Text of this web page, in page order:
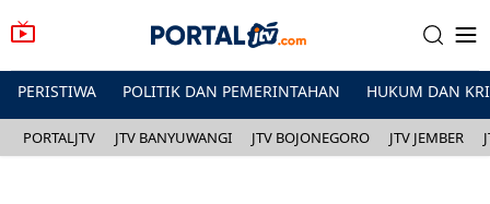
PERISTIWA POLITIK DAN PEMERINTAHAN HUKUM DAN
PORTALJTV JTV BANYUWANGI JTV BOJONEGORO JTV JEMBER